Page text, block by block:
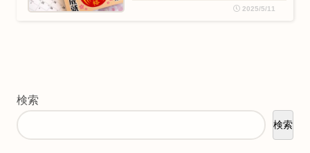
2025/5/11
検索
検索